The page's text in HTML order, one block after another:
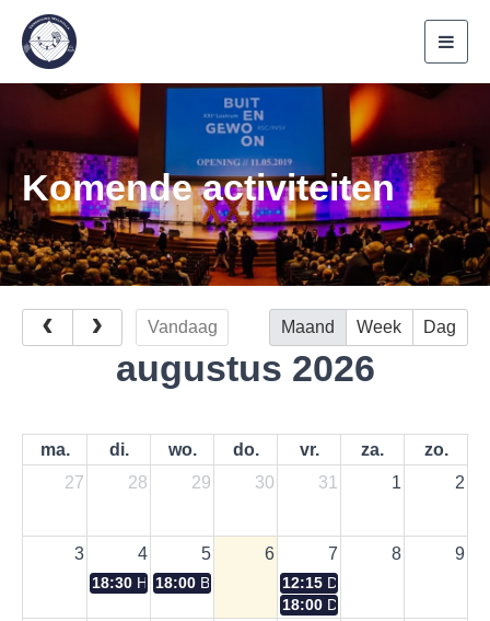
Komende activiteiten
Vandaag Maand Week Dag
augustus 2026
ma. di. wo. do. vr. za.
zo.
27
28 29 30 31 1 2
3 4 5 6 7 8 9
18:30 Hermeskring Zwolle en Ommelanden
18:00 Borrel & Diner Walhallakring Zeeland
12:15 De Pijplunch
18:00 Diner Hermeskring